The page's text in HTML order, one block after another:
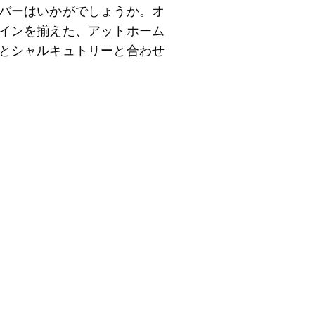
ーはいかがでしょうか。オ
ンを揃えた、アットホーム
シャルキュトリーと合わせ